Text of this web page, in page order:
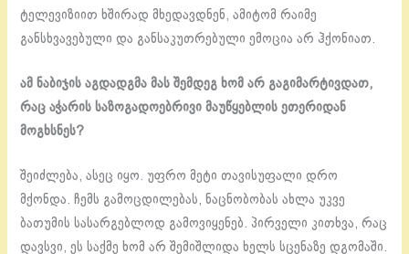
ტელევიზიით ხშირად მხედავდნენ, ამიტომ რაიმე
განსხვავებული და განსაკუთრებული ემოცია არ ჰქონიათ.
ამ ნაბიჯის აგდადგმა მას შემდეგ ხომ არ გაგიმარტივდათ,
რაც აჭარის საზოგადოებრივი მაუწყებლის ეთერიდან
მოგხსნეს?
შეიძლება, ასეც იყო. უფრო მეტი თავისუფალი დრო
მქონდა. ჩემს გამოცდილებას, ნაცნობობას ახლა უკვე
ბათუმის სასარგებლოდ გამოვიყენებ. პირველი კითხვა, რაც
დავსვი, ეს საქმე ხომ არ შემიშლიდა ხელს სცენაზე დგომაში.